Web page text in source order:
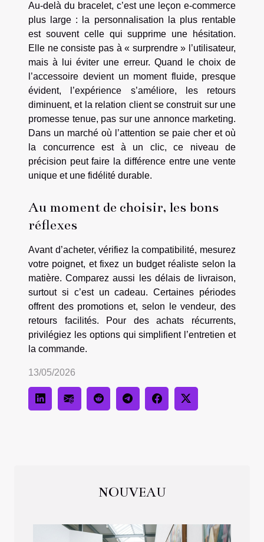
Au-delà du bracelet, c’est une leçon e-commerce
plus large : la personnalisation la plus rentable
est souvent celle qui supprime une hésitation.
Elle ne consiste pas à « surprendre » l’utilisateur,
mais à lui éviter une erreur. Quand le choix de
l’accessoire devient un moment fluide, presque
évident, l’expérience s’améliore, les retours
diminuent, et la relation client se construit sur une
promesse tenue, pas sur une annonce marketing.
Dans un marché où l’attention se paie cher et où
la concurrence est à un clic, ce niveau de
précision peut faire la différence entre une vente
unique et une fidélité durable.
Au moment de choisir, les bons
réflexes
Avant d’acheter, vérifiez la compatibilité, mesurez
votre poignet, et fixez un budget réaliste selon la
matière. Comparez aussi les délais de livraison,
surtout si c’est un cadeau. Certaines périodes
offrent des promotions et, selon le vendeur, des
retours facilités. Pour des achats récurrents,
privilégiez les options qui simplifient l’entretien et
la commande.
13/05/2026
NOUVEAU